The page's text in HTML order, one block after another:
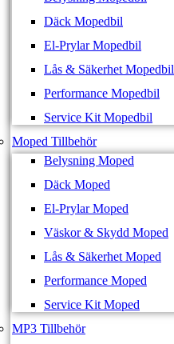
Däck Mopedbil
El-Prylar Mopedbil
Lås & Säkerhet Mopedbil
Performance Mopedbil
Service Kit Mopedbil
Moped Tillbehör
Belysning Moped
Däck Moped
El-Prylar Moped
Väskor & Skydd Moped
Lås & Säkerhet Moped
Performance Moped
Service Kit Moped
MP3 Tillbehör